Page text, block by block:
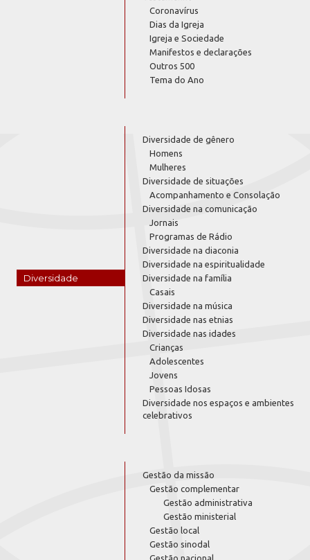
Coronavírus
Dias da Igreja
Igreja e Sociedade
Manifestos e declarações
Outros 500
Tema do Ano
Diversidade
Diversidade de gênero
Homens
Mulheres
Diversidade de situações
Acompanhamento e Consolação
Diversidade na comunicação
Jornais
Programas de Rádio
Diversidade na diaconia
Diversidade na espiritualidade
Diversidade na família
Casais
Diversidade na música
Diversidade nas etnias
Diversidade nas idades
Crianças
Adolescentes
Jovens
Pessoas Idosas
Diversidade nos espaços e ambientes
celebrativos
Gestão da missão
Gestão complementar
Gestão administrativa
Gestão ministerial
Gestão local
Gestão sinodal